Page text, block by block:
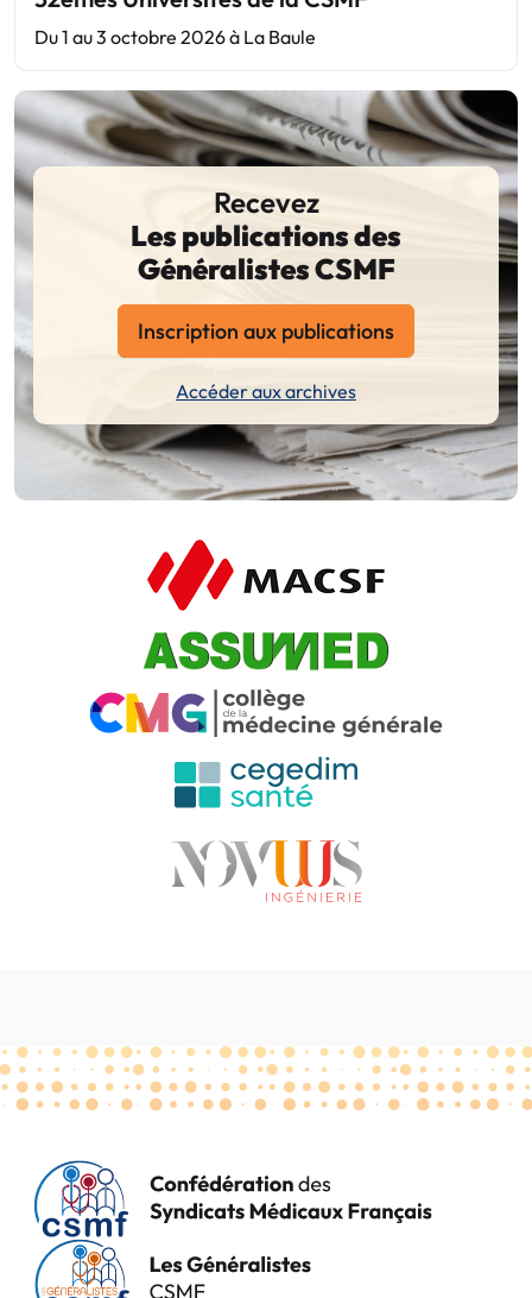
Du 1 au 3 octobre 2026 à La Baule
Recevez
Les publications des
Généralistes CSMF
Inscription aux publications
Accéder aux archives